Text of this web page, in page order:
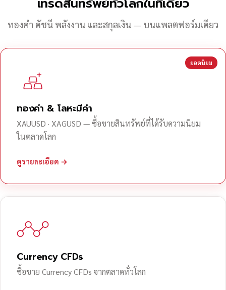
ทองคำ ดัชนี พลังงาน และสกุลเงิน — บนแพลตฟอร์มเดียว
ยอดนิยม
ทองคำ & โลหะมีค่า
XAUUSD · XAGUSD — ซื้อขายสินทรัพย์ที่ได้รับความนิยม
ในตลาดโลก
ดูรายละเอียด →
Currency CFDs
ซื้อขาย Currency CFDs จากตลาดทั่วโลก